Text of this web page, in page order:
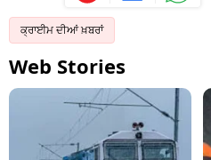
ਕ੍ਰਾਈਮ ਦੀਆਂ ਖ਼ਬਰਾਂ
Web Stories